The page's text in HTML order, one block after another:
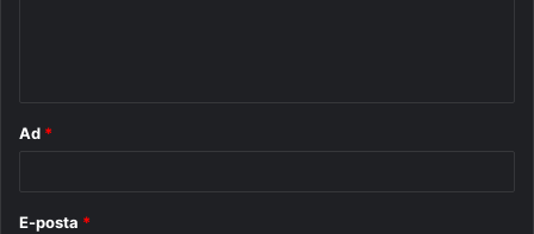
Ad *
E-posta *